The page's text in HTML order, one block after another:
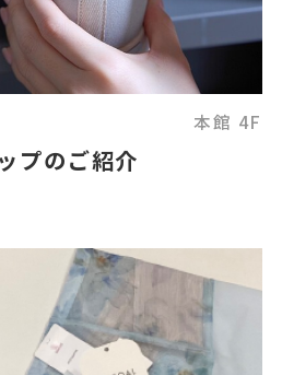
本館 4F
プのご紹介